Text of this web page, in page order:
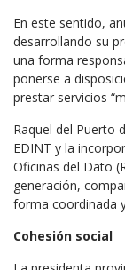
En este sentido,
desarrollando su
una forma
ponerse a
prestar servicios
Raquel del Puerto
EDINT y la
Oficinas del Dato
generación,
forma coordinada
Cohesión social